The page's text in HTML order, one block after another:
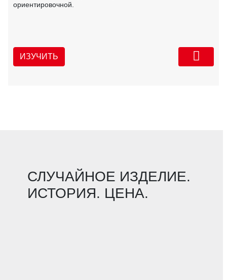
ориентировочной.
ИЗУЧИТЬ
СЛУЧАЙНОЕ ИЗДЕЛИЕ.
ИСТОРИЯ. ЦЕНА.